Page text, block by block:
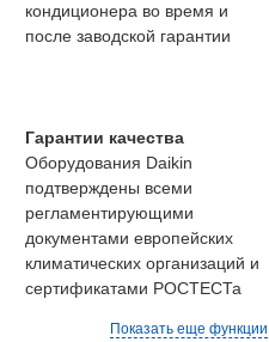
кондиционера во время и
после заводской гарантии
Гарантии качества
Оборудования Daikin
подтверждены всеми
регламентирующими
документами европейских
климатических организаций и
сертификатами РОСТЕСТа
Показать еще функции